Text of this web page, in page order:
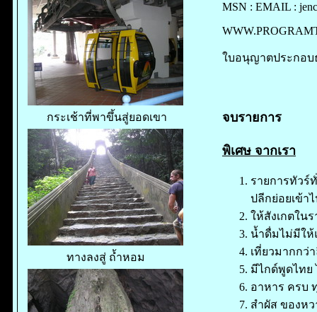
กระเช้าที่พาขึ้นสู่ยอดเขา
ทางลงสู่ ถ้ำหอม
MSN : EMAIL :
ใบอนุญาตประกอบ
จบรายการ
พิเศษ จากเรา
รายการทัวร์
ปลีกย่อยเข้า
ให้สังเกตในร
น้ำดื่มไม่มีให้
เที่ยวมากกว่
มีไกด์พูดไทย
อาหาร ครบ
สำผัส ของห